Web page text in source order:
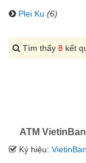
Plei Ku (6)
Tìm thấy 8 kết
ATM
Ký hiệu: